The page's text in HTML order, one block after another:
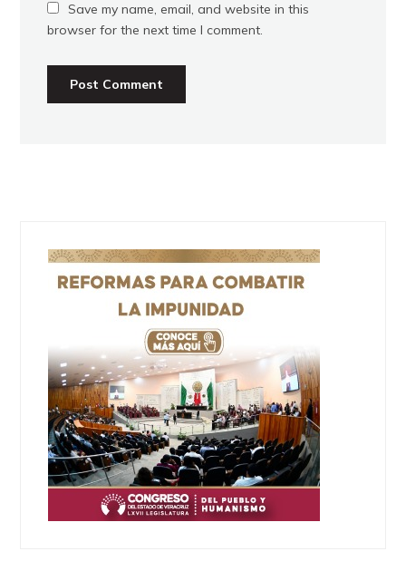
Save my name, email, and website in this
browser for the next time I comment.